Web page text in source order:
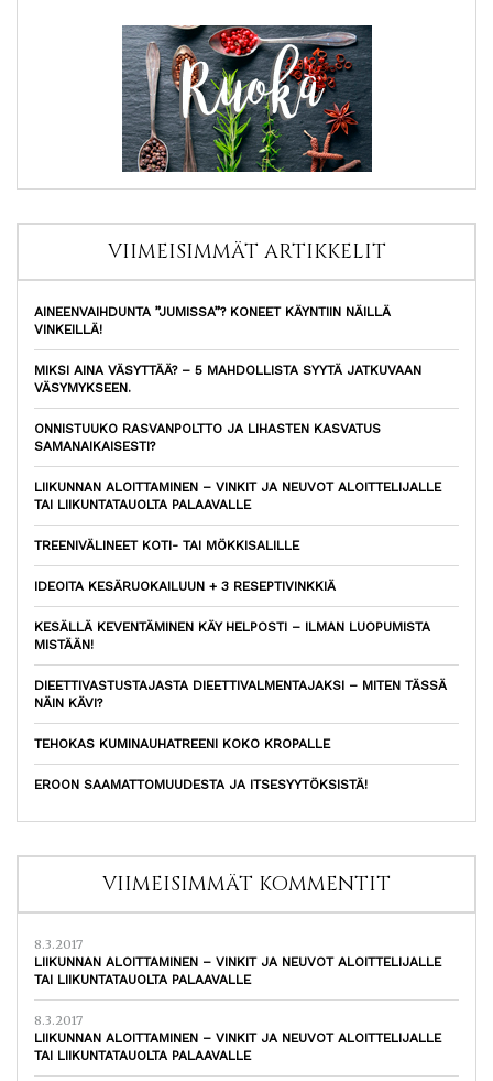
VIIMEISIMMÄT ARTIKKELIT
AINEENVAIHDUNTA ”JUMISSA”? KONEET KÄYNTIIN NÄILLÄ
VINKEILLÄ!
MIKSI AINA VÄSYTTÄÄ? – 5 MAHDOLLISTA SYYTÄ JATKUVAAN
VÄSYMYKSEEN.
ONNISTUUKO RASVANPOLTTO JA LIHASTEN KASVATUS
SAMANAIKAISESTI?
LIIKUNNAN ALOITTAMINEN – VINKIT JA NEUVOT ALOITTELIJALLE
TAI LIIKUNTATAUOLTA PALAAVALLE
TREENIVÄLINEET KOTI- TAI MÖKKISALILLE
IDEOITA KESÄRUOKAILUUN + 3 RESEPTIVINKKIÄ
KESÄLLÄ KEVENTÄMINEN KÄY HELPOSTI – ILMAN LUOPUMISTA
MISTÄÄN!
DIEETTIVASTUSTAJASTA DIEETTIVALMENTAJAKSI – MITEN TÄSSÄ
NÄIN KÄVI?
TEHOKAS KUMINAUHATREENI KOKO KROPALLE
EROON SAAMATTOMUUDESTA JA ITSESYYTÖKSISTÄ!
VIIMEISIMMÄT KOMMENTIT
8.3.2017
LIIKUNNAN ALOITTAMINEN – VINKIT JA NEUVOT ALOITTELIJALLE
TAI LIIKUNTATAUOLTA PALAAVALLE
8.3.2017
LIIKUNNAN ALOITTAMINEN – VINKIT JA NEUVOT ALOITTELIJALLE
TAI LIIKUNTATAUOLTA PALAAVALLE